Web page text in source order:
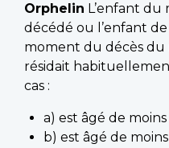
Orphelin L’enfant
décédé ou l’enfant
moment du décès du
résidait
cas :
a) est âgé de
b) est âgé de